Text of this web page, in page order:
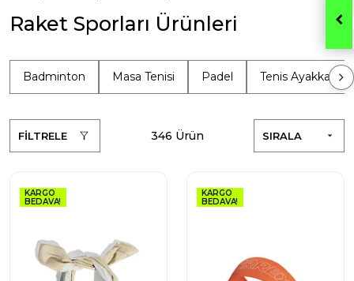
Raket Sporları Ürünleri
Badminton Masa Tenisi Padel Tenis Ayakkabıları
FİLTRELE SIRALA
346 Ürün
KARGO
BEDAVA!
KARGO
BEDAVA!